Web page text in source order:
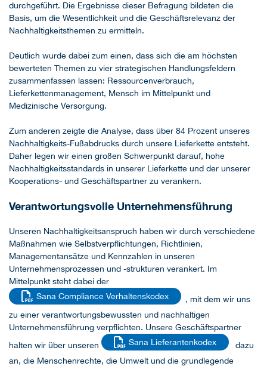
durchgeführt. Die Ergebnisse dieser Befragung bildeten die
Basis, um die Wesentlichkeit und die Geschäftsrelevanz der
Nachhaltigkeitsthemen zu ermitteln.
Deutlich wurde dabei zum einen, dass sich die am höchsten
bewerteten Themen zu vier strategischen Handlungsfeldern
zusammenfassen lassen: Ressourcenverbrauch,
Lieferkettenmanagement, Mensch im Mittelpunkt und
Medizinische Versorgung.
Zum anderen zeigte die Analyse, dass über 84 Prozent unseres
Nachhaltigkeits-Fußabdrucks durch unsere Lieferkette entsteht.
Daher legen wir einen großen Schwerpunkt darauf, hohe
Nachhaltigkeitsstandards in unserer Lieferkette und der unserer
Kooperations- und Geschäftspartner zu verankern.
Verantwortungsvolle Unternehmensführung
Unseren Nachhaltigkeitsanspruch haben wir durch verschiedene
Maßnahmen wie Selbstverpflichtungen, Richtlinien,
Managementansätze und Kennzahlen in unseren
Unternehmensprozessen und -strukturen verankert. Im
Mittelpunkt steht dabei der
Sana Compliance Verhaltenskodex
, mit dem wir uns
zu einer verantwortungsbewussten und nachhaltigen
Unternehmensführung verpflichten. Unsere Geschäftspartner
halten wir über unseren
Sana Lieferantenkodex
dazu
an, die Menschenrechte, die Umwelt und die grundlegende